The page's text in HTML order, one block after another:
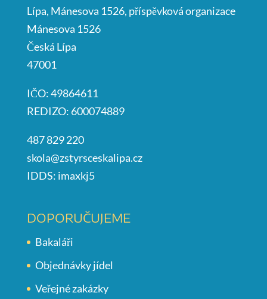
Lípa, Mánesova 1526, příspěvková organizace
Mánesova 1526
Česká Lípa
47001
IČO: 49864611
REDIZO: 600074889
487 829 220
skola@zstyrsceskalipa.cz
IDDS: imaxkj5
DOPORUČUJEME
Bakaláři
Objednávky jídel
Veřejné zakázky